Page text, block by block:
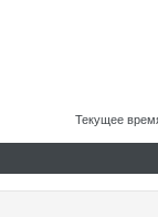
Текущее